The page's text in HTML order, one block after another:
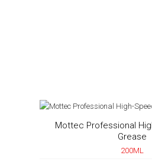
Mottec Professional
Grease
200ML